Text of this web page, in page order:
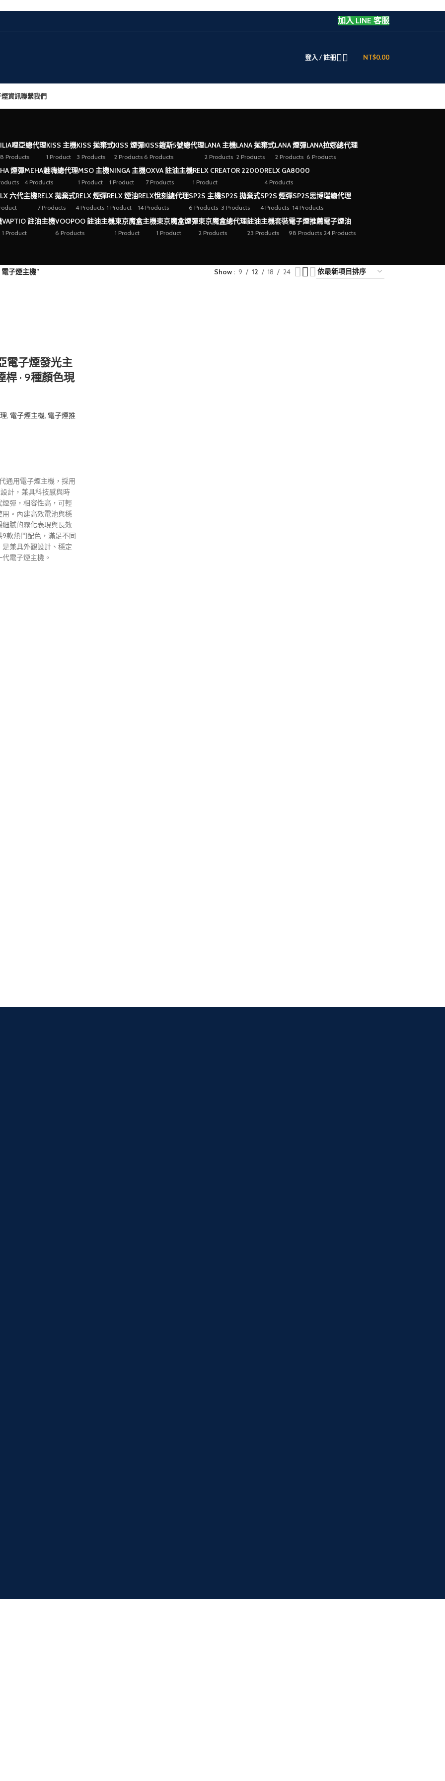
加入 LINE 客服
登入 / 註冊 NT$0.00
煙資訊聯繫我們
ILIA哩亞總代理
8 Products
KISS 主機
1 Product
KISS 拋棄式
3 Products
KISS 煙彈
2 Products
KISS鎧斯5號總代理
6 Products
LANA 主機
2 Products
LANA 拋棄式
2 Products
LANA 煙彈
2 Products
LANA拉娜總代理
6 Products
煙彈MEHA魅嗨總代理
4 Products
MSO 主機
1 Product
NINGA 主機
1 Product
OXVA 註油主機
7 Products
RELX CREATOR 22000
1 Product
RELX GA8000
4 Products
六代主機RELX 拋棄式
7 Products
RELX 煙彈
4 Products
RELX 煙油
1 Product
RELX悅刻總代理
14 Products
SP2S 主機
6 Products
SP2S 拋棄式
3 Products
SP2S 煙彈
4 Products
SP2S思博瑞總代理
14 Products
VAPTIO 註油主機
1 Product
VOOPOO 註油主機
6 Products
東京魔盒主機
1 Product
東京魔盒煙彈
1 Product
東京魔盒總代理
2 Products
註油主機套裝
23 Products
電子煙推薦
98 Products
電子煙油
24 Products
子煙主機” Show 9 12 18 24
電子煙發光主
桿 · 9種顏色現
, 電子煙主機, 電子煙推
通用電子煙主機，採用
計，兼具科技感與時
彈，相容性高，可輕
。內建高效電池與穩
膩的霧化表現與長效
款熱門配色，滿足不同
兼具外觀設計、穩定
電子煙主機。